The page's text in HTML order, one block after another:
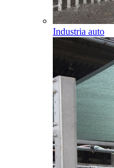
Industria auto